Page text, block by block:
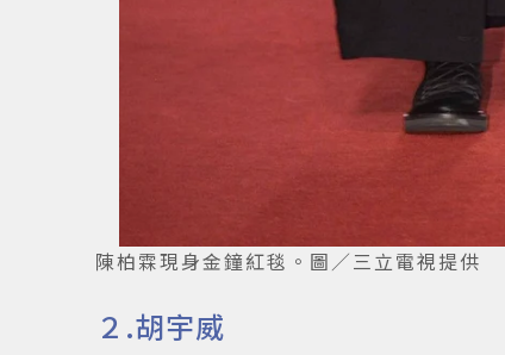
陳柏霖現身金鐘紅毯。圖／三立電視提供
２.胡宇威